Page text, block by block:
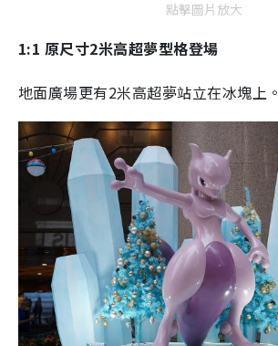
點擊圖片放大
1:1 原尺寸2米高超夢型格登場
地面廣場更有2米高超夢站立在冰塊上。